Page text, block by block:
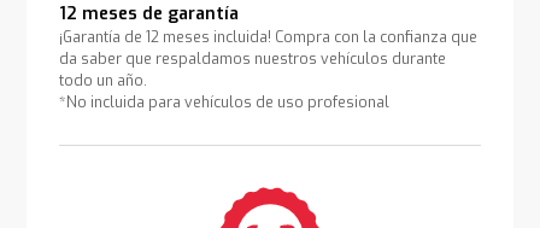
12 meses de garantía
¡Garantía de 12 meses incluida! Compra con la confianza que
da saber que respaldamos nuestros vehículos durante
todo un año.
*No incluida para vehículos de uso profesional